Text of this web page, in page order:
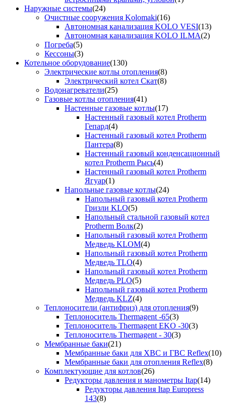
Наружные системы(24)
Очистные сооружения Kolomaki(16)
Автономная канализация KOLO VESI(13)
Автономная канализация KOLO ILMA(2)
Погреба(5)
Кессоны(3)
Котельное оборудование(130)
Электрические котлы отопления(8)
Электрический котел Скат(8)
Водонагреватели(25)
Газовые котлы отопления(41)
Настенные газовые котлы(17)
Настенный газовый котел Protherm
Гепард(4)
Настенный газовый котел Protherm
Пантера(8)
Настенный газовый конденсационный
котел Protherm Рысь(4)
Настенный газовый котел Protherm
Ягуар(1)
Напольные газовые котлы(24)
Напольный газовый котел Protherm
Гризли KLO(5)
Напольный стальной газовый котел
Protherm Волк(2)
Напольный газовый котел Protherm
Медведь KLOM(4)
Напольный газовый котел Protherm
Медведь TLO(4)
Напольный газовый котел Protherm
Медведь PLO(5)
Напольный газовый котел Protherm
Медведь KLZ(4)
Теплоносители (антифриз) для отопления(9)
Теплоноситель Thermagent -65(3)
Теплоноситель Thermagent EKO -30(3)
Теплоноситель Thermagent - 30(3)
Мембранные баки(21)
Мембранные баки для ХВС и ГВС Reflex(10)
Мембранные баки для отопления Reflex(8)
Комплектующие для котлов(26)
Редукторы давления и манометры Itap(14)
Редукторы давления Itap Europress
143(8)